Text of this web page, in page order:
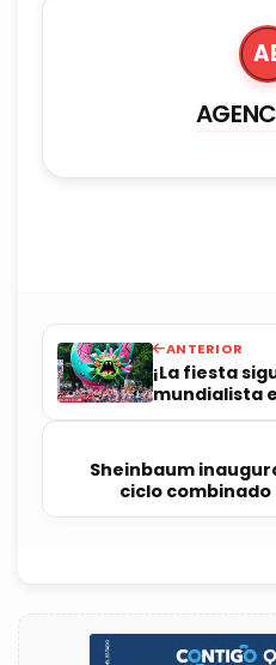
ANTERIOR
¡La fiesta
mundialista
Sheinbaum
ciclo combinado